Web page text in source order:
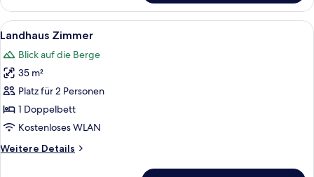
Zimmer
Natur
Alle
Fotos
für
Landhaus
Zimmer
anzeigen
Ein Schlafzimmer mit einem großen
6
Landhaus Zimmer
Blick auf die Berge
35 m²
Platz für 2 Personen
1 Doppelbett
Kostenloses WLAN
Weitere Details
Weitere